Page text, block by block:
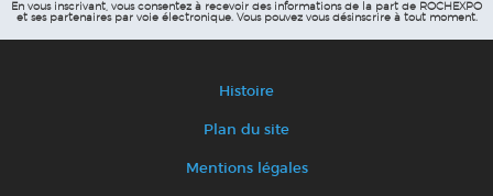
En vous inscrivant, vous consentez à recevoir des informations de la part de ROCHEXPO
et ses partenaires par voie électronique.Vous pouvez vous désinscrire à tout moment.
Histoire
Plan du site
Mentions légales